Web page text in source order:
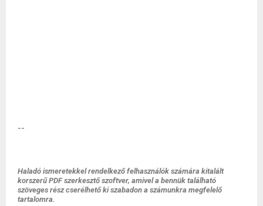
--
Haladó ismeretekkel rendelkező felhasználók számára kitalált
korszerű PDF szerkesztő szoftver, amivel a bennük található
szöveges rész cserélhető ki szabadon a számunkra megfelelő
tartalomra.